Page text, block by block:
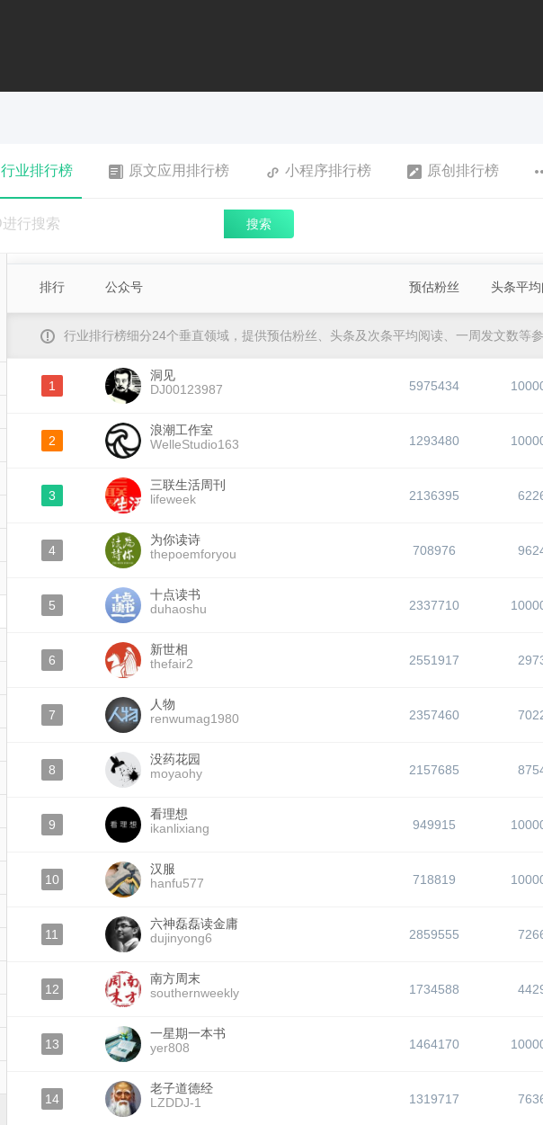
行业排行榜 原文应用排行榜 小程序排行榜 原创排行榜
搜索
排行 公众号 预估粉丝 头条平
行业排行榜细分24个垂直领域，提供预估粉丝、头条及次条平均阅读、一周发文数等
1
洞见
DJ00123987
5975434
2
浪潮工作室
WelleStudio163
1293480
3
三联生活周刊
lifeweek
2136395
4
为你读诗
thepoemforyou
708976
5
十点读书
duhaoshu
2337710
6
新世相
thefair2
2551917
7
人物
renwumag1980
2357460
8
没药花园
moyaohy
2157685
9
看理想
ikanlixiang
949915
10
汉服
hanfu577
718819
11
六神磊磊读金庸
dujinyong6
2859555
12
南方周末
southernweekly
1734588
13
一星期一本书
yer808
1464170
14
老子道德经
LZDDJ-1
1319717